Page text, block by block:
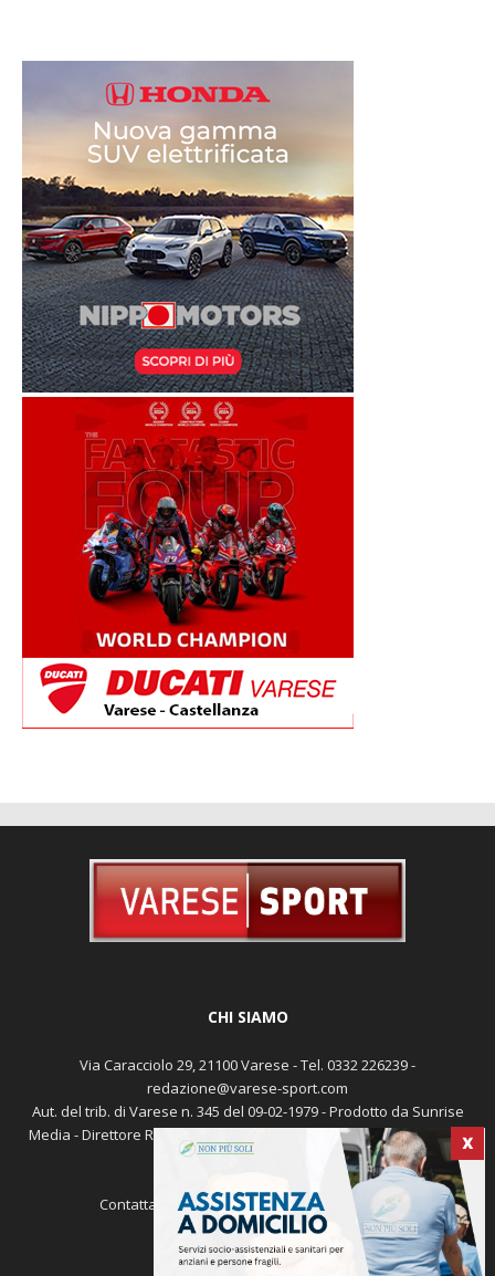
X
CHI SIAMO
Via Caracciolo 29, 21100 Varese - Tel. 0332 226239 -
redazione@varese-sport.com
Aut. del trib. di Varese n. 345 del 09-02-1979 - Prodotto da Sunrise
Media - Direttore Responsabile: Michele Marocco -Cookie policy
Pubblicità
Contattaci: redazione@varese-sport.com